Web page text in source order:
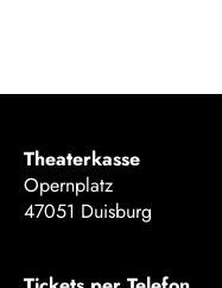
Theaterkasse
Opernplatz
47051 Duisburg